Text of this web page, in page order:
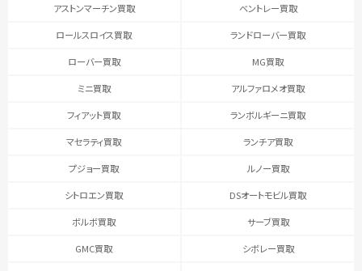
アストンマーチン買取 ベントレー買取
ロールスロイス買取 ランドローバー買取
ローバー買取 MG買取
ミニ買取 アルファロメオ買取
フィアット買取 ランボルギーニ買取
マセラティ買取 ランチア買取
プジョー買取 ルノー買取
シトロエン買取 DSオートモビル買取
ボルボ買取 サーブ買取
GMC買取 シボレー買取